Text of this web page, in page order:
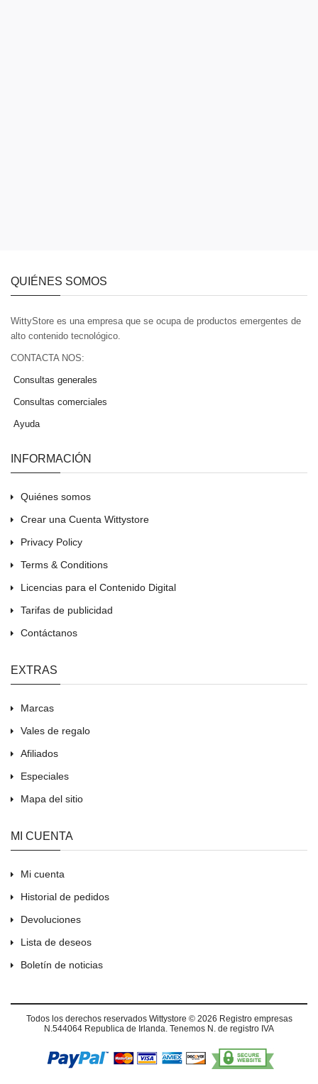
QUIÉNES SOMOS
WittyStore es una empresa que se ocupa de productos emergentes de
alto contenido tecnológico.
CONTACTA NOS:
Consultas generales
Consultas comerciales
Ayuda
INFORMACIÓN
Quiénes somos
Crear una Cuenta Wittystore
Privacy Policy
Terms & Conditions
Licencias para el Contenido Digital
Tarifas de publicidad
Contáctanos
EXTRAS
Marcas
Vales de regalo
Afiliados
Especiales
Mapa del sitio
MI CUENTA
Mi cuenta
Historial de pedidos
Devoluciones
Lista de deseos
Boletín de noticias
Todos los derechos reservados Wittystore © 2026 Registro empresas
N.544064 Republica de Irlanda. Tenemos N. de registro IVA